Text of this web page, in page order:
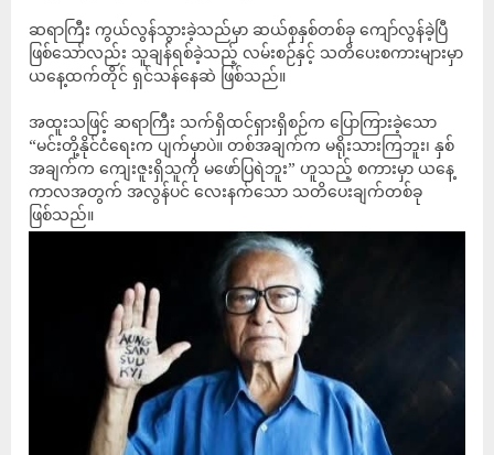
ဆရာကြီး ကွယ်လွန်သွားခဲ့သည်မှာ ဆယ်စုနှစ်တစ်ခု ကျော်လွန်ခဲ့ပြီ
ဖြစ်သော်လည်း သူချန်ရစ်ခဲ့သည့် လမ်းစဉ်နှင့် သတိပေးစကားများမှာ
ယနေ့ထက်တိုင် ရှင်သန်နေဆဲ ဖြစ်သည်။
အထူးသဖြင့် ဆရာကြီး သက်ရှိထင်ရှားရှိစဉ်က ပြောကြားခဲ့သော
“မင်းတို့နိုင်ငံရေးက ပျက်မှာပဲ။ တစ်အချက်က မရိုးသားကြဘူး၊ နှစ်
အချက်က ကျေးဇူးရှိသူကို မဖော်ပြရဲဘူး” ဟူသည့် စကားမှာ ယနေ့
ကာလအတွက် အလွန်ပင် လေးနက်သော သတိပေးချက်တစ်ခု
ဖြစ်သည်။